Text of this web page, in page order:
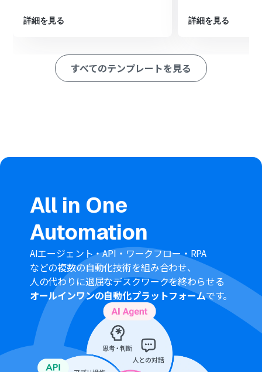
クションを設定し、任意の宛先にメールを送信します
■このワークフローのカスタムポイント
Boxのファイルダウンロード設定では、ダウンロード対象
を任意で設定でき、前段のアクションで取得したファイル
名などの情報を変数として利用することも可能です。
■注意事項
Box、OutlookのそれぞれとYoomを連携してください。
Microsoft365（旧Office365）には、家庭向けプランと一
般法人向けプラン（Microsoft365 Business）があり、一
般法人向けプランに加入していない場合には認証に失敗
する可能性があります。
ダウンロード可能なファイル容量は最大300MBまでで
す。アプリの仕様によっては300MB未満になる可能性が
あるので、ご注意ください。
トリガー、各オペレーションでの取り扱い可能なファイ
ル容量の詳細は下記をご参照ください。
https://intercom.help/yoom/ja/articles/9413924
詳細を見る 詳細を見る
すべてのテンプレートを見る
All in One
Automation
AIエージェント・API・ワークフロー・RPA
などの複数の自動化技術を組み合わせ、
人の代わりに退屈なデスクワークを終わらせる
オールインワンの自動化プラットフォームです。